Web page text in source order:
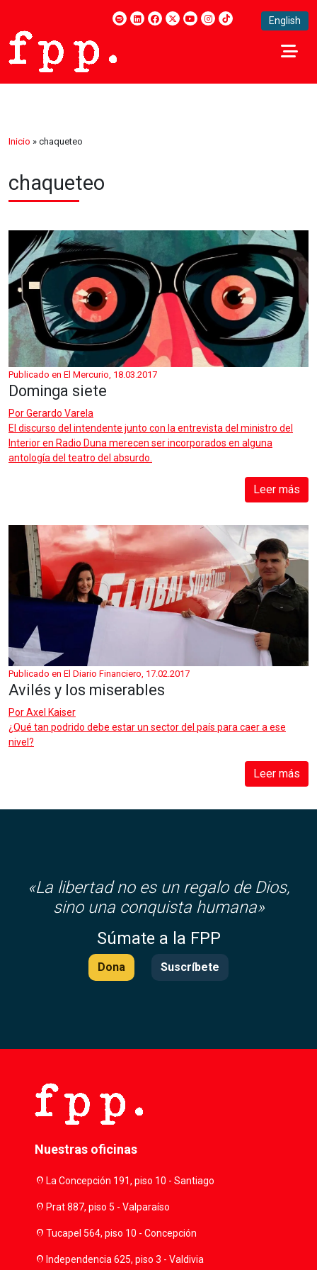
English
Inicio » chaqueteo
chaqueteo
Publicado en El Mercurio, 18.03.2017
Dominga siete
PorGerardo Varela
El discurso del intendente junto con la entrevista del ministro del
Interior en Radio Duna merecen ser incorporados en alguna
antología del teatro del absurdo.
Leer más
Publicado en El Diario Financiero, 17.02.2017
Avilés y los miserables
PorAxel Kaiser
¿Qué tan podrido debe estar un sector del país para caer a ese
nivel?
Leer más
«La libertad no es un regalo de Dios,
sino una conquista humana»
Súmate a la FPP
Dona Suscríbete
Nuestras oficinas
location_onLa Concepción 191, piso 10 - Santiago
location_onPrat 887, piso 5 - Valparaíso
location_onTucapel 564, piso 10 - Concepción
location_onIndependencia 625, piso 3 - Valdivia